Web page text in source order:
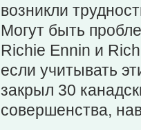
возникли
Могут быть
Richie Ennin и
если учитывать
закрыл 30
совершенства,